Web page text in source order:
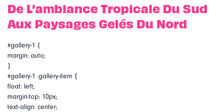
De L’ambiance Tropicale Du Sud
Aux Paysages Gelés Du Nord
#gallery-1 {
margin: auto;
}
#gallery-1 .gallery-item {
float: left;
margin-top: 10px;
text-align: center;